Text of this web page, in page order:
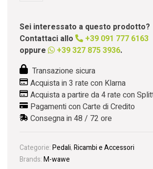
Sei interessato a questo prodotto?
Contattaci allo
+39 091 777 6163
oppure
+39 327 875 3936.
Transazione sicura
Acquista in 3 rate con Klarna
Acquista a partire da 4 rate con
Pagamenti con Carte di Credito
Consegna in 48 / 72 ore
Categorie:Pedali,Ricambi e Accessori
Brands:M-wawe